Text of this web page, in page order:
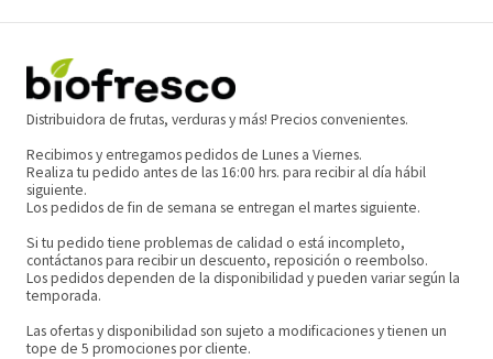
Distribuidora de frutas, verduras y más! Precios convenientes.
Recibimos y entregamos pedidos de Lunes a Viernes.
Realiza tu pedido antes de las 16:00 hrs. para recibir al día hábil
siguiente.
Los pedidos de fin de semana se entregan el martes siguiente.
Si tu pedido tiene problemas de calidad o está incompleto,
contáctanos para recibir un descuento, reposición o reembolso.
Los pedidos dependen de la disponibilidad y pueden variar según la
temporada.
Las ofertas y disponibilidad son sujeto a modificaciones y tienen un
tope de 5 promociones por cliente.